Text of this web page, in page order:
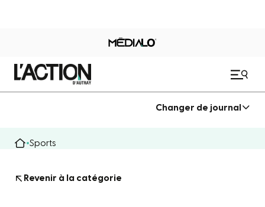
Changer de journal
Sports
Revenir à la catégorie